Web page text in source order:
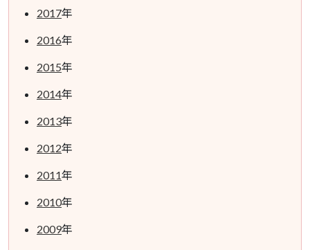
2017年
2016年
2015年
2014年
2013年
2012年
2011年
2010年
2009年